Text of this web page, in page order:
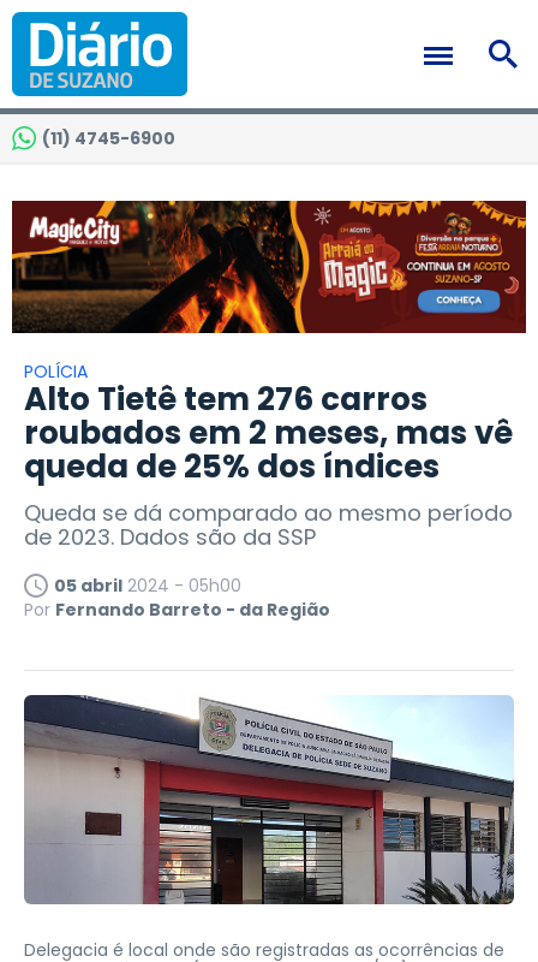
(11) 4745-6900
POLÍCIA
Alto Tietê tem 276 carros
roubados em 2 meses, mas vê
queda de 25% dos índices
Queda se dá comparado ao mesmo período
de 2023. Dados são da SSP
05 abril 2024 - 05h00
Por Fernando Barreto - da Região
Delegacia é local onde são registradas as ocorrências de